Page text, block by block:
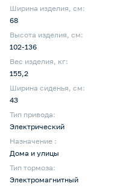
Ширина изделия, см:
68
Высота изделия, см:
102-136
Вес изделия, кг:
155,2
Ширина сиденья, см:
43
Тип привода:
Электрический
Назначение :
Дома и улицы
Тип тормоза:
Электромагнитный